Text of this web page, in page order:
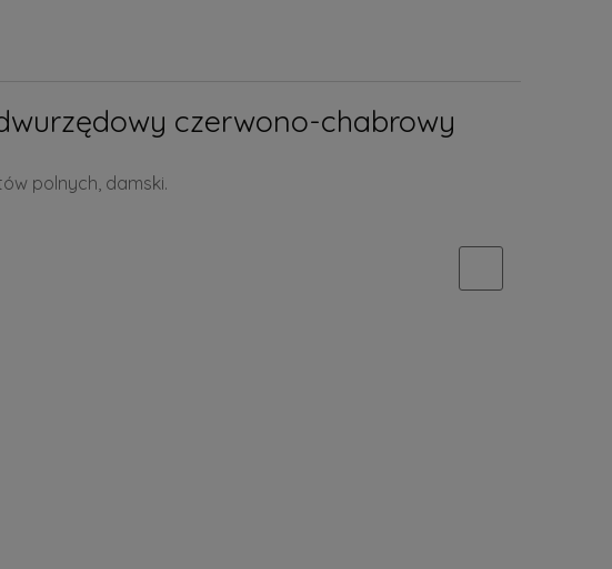
czerwono-chabrowy
polnych, damski.